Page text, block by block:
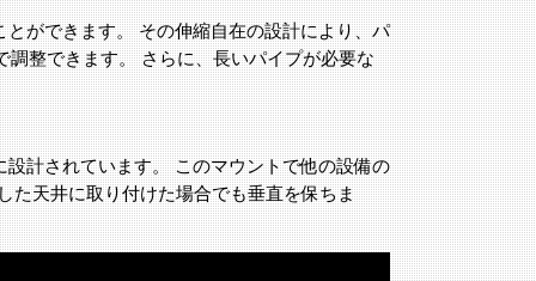
ができます。 その伸縮自在の設計により、パ
整できます。 さらに、長いパイプが必要な
計されています。 このマウントで他の設備の
た天井に取り付けた場合でも垂直を保ちま